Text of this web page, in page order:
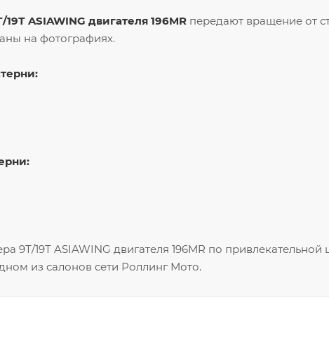
ASIAWING двигателя 196MR передают вращение от
на фотографиях.
9Т/19Т ASIAWING двигателя 196MR по
из салонов сети Роллинг Мото.